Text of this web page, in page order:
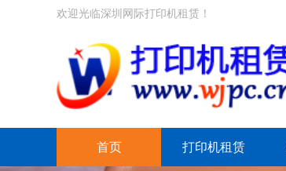
欢迎光临深圳网际打印机租赁！
首页 打印机租赁